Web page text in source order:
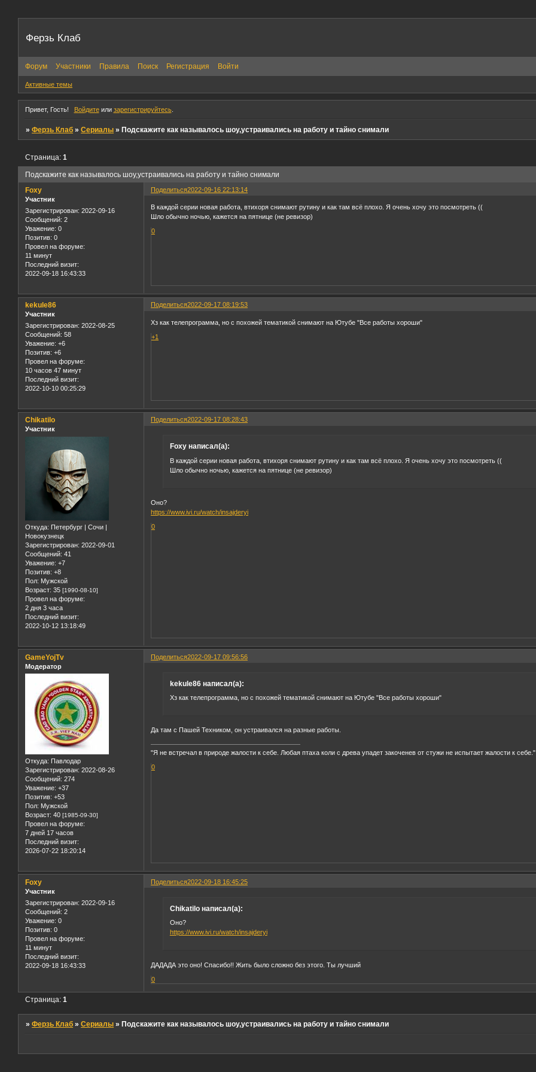
Ферзь Клаб
Форум Участники Правила Поиск Регистрация Войти
Активные темы
Привет, Гость! Войдитеили зарегистрируйтесь.
»Ферзь Клаб »Сериалы »Подскажите как называлось шоу,устраивались на работу и тайно снимали
Подскажите как называлось шоу,устраивались на работу и тайно снимали
Страница:1
Поделиться2022-09-16 22:13:14
Foxy
Участник
Зарегистрирован: 2022-09-16
Сообщений: 2
Уважение: 0
Позитив: 0
Провел на форуме:
11 минут
Последний визит:
2022-09-18 16:43:33
В каждой серии новая работа, втихоря снимают рутину и как там всё плохо. Я очень хочу это посмотреть ((
Шло обычно ночью, кажется на пятнице (не ревизор)
0
Поделиться2022-09-17 08:19:53
kekule86
Участник
Зарегистрирован: 2022-08-25
Сообщений: 58
Уважение: +6
Позитив: +6
Провел на форуме:
10 часов 47 минут
Последний визит:
2022-10-10 00:25:29
Хз как телепрограмма, но с похожей тематикой снимают на Ютубе "Все работы хороши"
+1
Поделиться2022-09-17 08:28:43
Chikatilo
Участник
Откуда: Петербург | Сочи |
Новокузнецк
Зарегистрирован: 2022-09-01
Сообщений: 41
Уважение: +7
Позитив: +8
Пол: Мужской
Возраст: 35 [1990-08-10]
Провел на форуме:
2 дня 3 часа
Последний визит:
2022-10-12 13:18:49
Foxy написал(а):
В каждой серии новая работа, втихоря снимают рутину и как там всё плохо. Я очень хочу это посмотреть ((
Шло обычно ночью, кажется на пятнице (не ревизор)
Оно?
https://www.ivi.ru/watch/insajderyi
0
Поделиться2022-09-17 09:56:56
GameYojTv
Модератор
Откуда: Павлодар
Зарегистрирован: 2022-08-26
Сообщений: 274
Уважение: +37
Позитив: +53
Пол: Мужской
Возраст: 40 [1985-09-30]
Провел на форуме:
7 дней 17 часов
Последний визит:
2026-07-22 18:20:14
kekule86 написал(а):
Хз как телепрограмма, но с похожей тематикой снимают на Ютубе "Все работы хороши"
Да там с Пашей Техником, он устраивался на разные работы.
"Я не встречал в природе жалости к себе. Любая птаха коли с древа упадет закоченев от стужи не испытает жалости к себе."
0
Поделиться2022-09-18 16:45:25
Foxy
Участник
Зарегистрирован: 2022-09-16
Сообщений: 2
Уважение: 0
Позитив: 0
Провел на форуме:
11 минут
Последний визит:
2022-09-18 16:43:33
Chikatilo написал(а):
Оно?
https://www.ivi.ru/watch/insajderyi
ДАДАДА это оно! Спасибо!! Жить было сложно без этого. Ты лучший
0
Страница:1
»Ферзь Клаб »Сериалы » Подскажите как называлось шоу,устраивались на работу и тайно снимали